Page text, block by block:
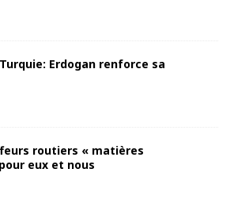
Erdogan renforce sa
routiers « matières
eux et nous